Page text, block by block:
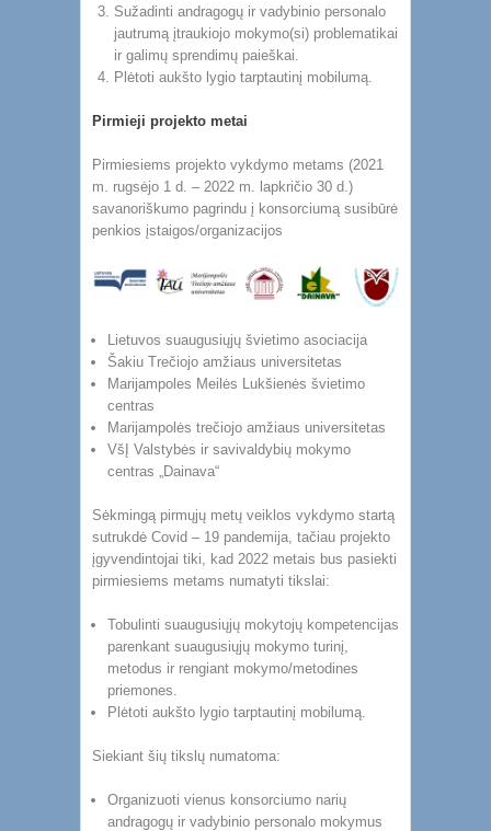
Sužadinti andragogų ir vadybinio personalo
jautrumą įtraukiojo mokymo(si) problematikai
ir galimų sprendimų paieškai.
Plėtoti aukšto lygio tarptautinį mobilumą.
Pirmieji projekto metai
Pirmiesiems projekto vykdymo metams (2021
m. rugsėjo 1 d. – 2022 m. lapkričio 30 d.)
savanoriškumo pagrindu į konsorciumą susibūrė
penkios įstaigos/organizacijos
Lietuvos suaugusiųjų švietimo asociacija
Šakiu Trečiojo amžiaus universitetas
Marijampoles Meilės Lukšienės švietimo
centras
Marijampolės trečiojo amžiaus universitetas
VšĮ Valstybės ir savivaldybių mokymo
centras „Dainava“
Sėkmingą pirmųjų metų veiklos vykdymo startą
sutrukdė Covid – 19 pandemija, tačiau projekto
įgyvendintojai tiki, kad 2022 metais bus pasiekti
pirmiesiems metams numatyti tikslai:
Tobulinti suaugusiųjų mokytojų kompetencijas
parenkant suaugusiųjų mokymo turinį,
metodus ir rengiant mokymo/metodines
priemones.
Plėtoti aukšto lygio tarptautinį mobilumą.
Siekiant šių tikslų numatoma:
Organizuoti vienus konsorciumo narių
andragogų ir vadybinio personalo mokymus